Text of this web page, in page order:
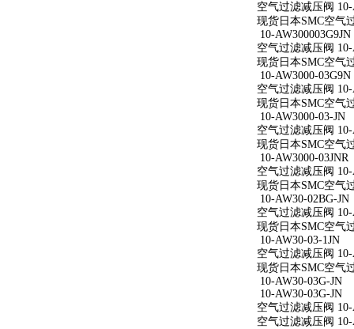
空气过滤减压阀 10-
现货日本SMC空气
10-AW300003G9JN
空气过滤减压阀 10-
现货日本SMC空气
10-AW3000-03G9N
空气过滤减压阀 10-
现货日本SMC空气
10-AW3000-03-JN
空气过滤减压阀 10-
现货日本SMC空气
10-AW3000-03JNR
空气过滤减压阀 10-
现货日本SMC空气
10-AW30-02BG-JN
空气过滤减压阀 10-
现货日本SMC空气
10-AW30-03-1JN
空气过滤减压阀 10-
现货日本SMC空气
10-AW30-03G-JN
10-AW30-03G-JN
空气过滤减压阀 10-
空气过滤减压阀 10-